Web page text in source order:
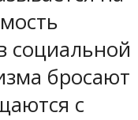
социальной
бросают
с